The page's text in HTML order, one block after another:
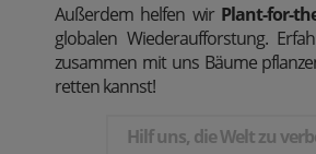
Außerdem helfen wir Plant-for-
globalen Wiederaufforstung.
zusammen mit uns Bäume
retten kannst!
Hilf uns, die Welt zu